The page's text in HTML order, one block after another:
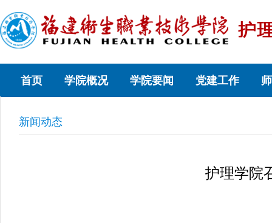
首页 学院概况 学院要闻 党建工作
新闻动态
护理学院